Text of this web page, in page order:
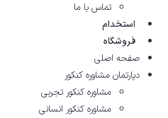
تماس با ما
استخدام
فروشگاه
صفحه اصلی
دپارتمان مشاوره کنکور
مشاوره کنکور تجربی
مشاوره کنکور انسانی